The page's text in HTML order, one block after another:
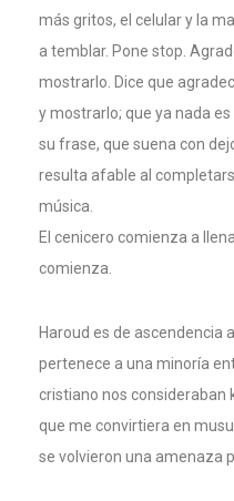
más gritos, el celular y la
a temblar. Pone stop.
mostrarlo. Dice que
y mostrarlo; que ya nada
su frase, que suena con
resulta afable al
música.
El cenicero comienza a
comienza.
Haroud es de ascendencia
pertenece a una minoría
cristiano nos
que me convirtiera en
se volvieron una amenaza